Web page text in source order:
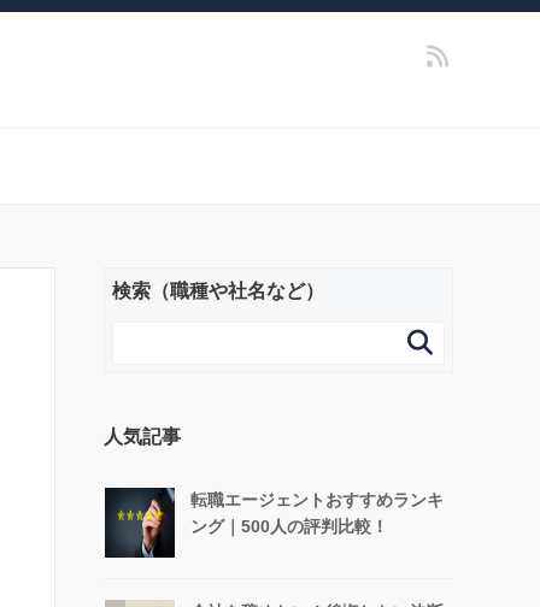
検索（職種や社名など）

人気記事
転職エージェントおすすめランキ
ング｜500人の評判比較！